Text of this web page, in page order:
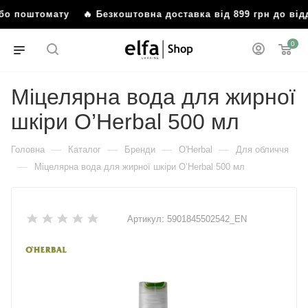
поштомату 🔥 Безкоштовна доставка від 899 грн до
0
Міцелярна вода для жирної
шкіри O’Herbal 500 мл
Головна — Каталог — Бренди — O'Herbal — Для обличчя
— Міцелярна вода для жирної шкіри O’Herbal 500 мл
Артикул: 5901845502542_EN